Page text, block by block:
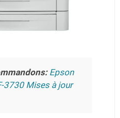
Epson
3730 Mises à jour